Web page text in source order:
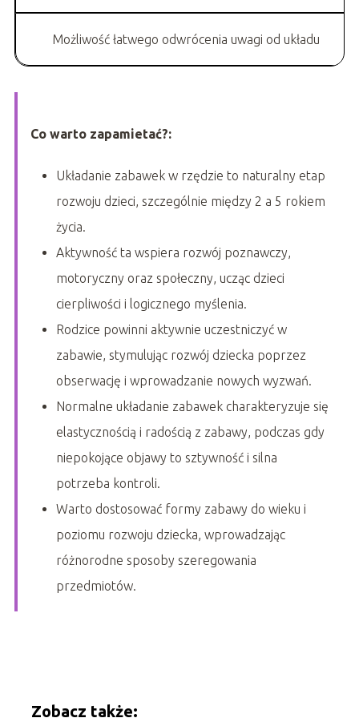
Możliwość łatwego odwrócenia uwagi od układu
Co warto zapamietać?:
Układanie zabawek w rzędzie to naturalny etap
rozwoju dzieci, szczególnie między 2 a 5 rokiem
życia.
Aktywność ta wspiera rozwój poznawczy,
motoryczny oraz społeczny, ucząc dzieci
cierpliwości i logicznego myślenia.
Rodzice powinni aktywnie uczestniczyć w
zabawie, stymulując rozwój dziecka poprzez
obserwację i wprowadzanie nowych wyzwań.
Normalne układanie zabawek charakteryzuje się
elastycznością i radością z zabawy, podczas gdy
niepokojące objawy to sztywność i silna
potrzeba kontroli.
Warto dostosować formy zabawy do wieku i
poziomu rozwoju dziecka, wprowadzając
różnorodne sposoby szeregowania
przedmiotów.
Zobacz także: